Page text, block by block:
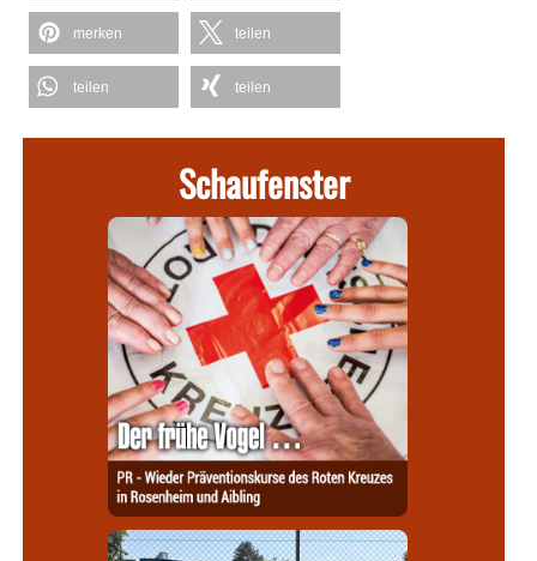
merken teilen
teilen teilen
Schaufenster